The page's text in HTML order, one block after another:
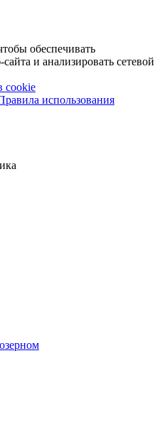
обеспечивать
и анализировать сетевой
cookie
использования